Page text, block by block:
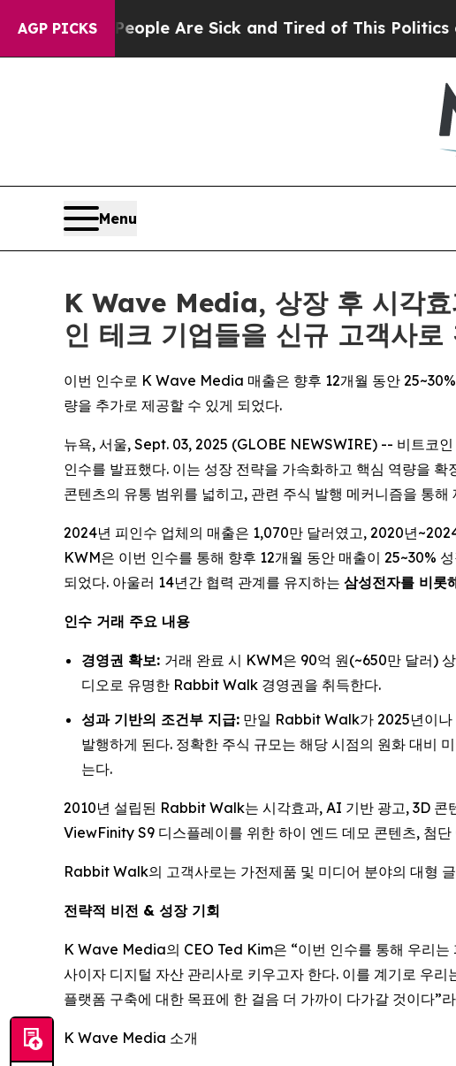
AGP PICKS
“People Are Sick and Tired of This Politics of
Menu
K Wave Media, 상장 후 시각
인 테크 기업들을 신규 고객사로
이번 인수로 K Wave Media 매출은 향후 12개월 동안
량을 추가로 제공할 수 있게 되었다.
뉴욕, 서울, Sept. 03, 2025 (GLOBE NEWSWIRE) -- 비트코
인수를 발표했다. 이는 성장 전략을 가속화하고 핵심 역량을
콘텐츠의 유통 범위를 넓히고, 관련 주식 발행 메커니즘을 통해
2024년 피인수 업체의 매출은 1,070만 달러였고, 2020년
KWM은 이번 인수를 통해 향후 12개월 동안 매출이 25~30%
되었다. 아울러 14년간 협력 관계를 유지하는 삼성전자를 비
인수 거래 주요 내용
경영권 확보: 거래 완료 시 KWM은 90억 원(~650만 달러)
디오로 유명한 Rabbit Walk 경영권을 취득한다.
성과 기반의 조건부 지급: 만일 Rabbit Walk가 2025년이나
발행하게 된다. 정확한 주식 규모는 해당 시점의 원화 대비
는다.
2010년 설립된 Rabbit Walk는 시각효과, AI 기반 광고, 3D 콘
ViewFinity S9 디스플레이를 위한 하이 엔드 데모 콘텐츠, 첨
Rabbit Walk의 고객사로는 가전제품 및 미디어 분야의 대형
전략적 비전 & 성장 기회
K Wave Media의 CEO Ted Kim은 “이번 인수를 통해 우리
사이자 디지털 자산 관리사로 키우고자 한다. 이를 계기로 우
플랫폼 구축에 대한 목표에 한 걸음 더 가까이 다가갈 것이다”
K Wave Media 소개